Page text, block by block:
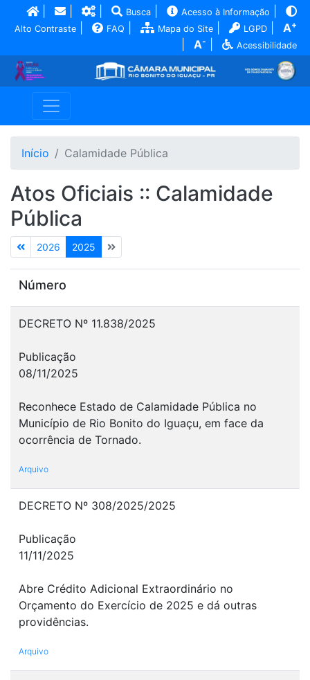
| Busca Acesso à Informação
Alto Contraste FAQ Mapa do Site LGPD A+
A- Acessibilidade
Início Calamidade Pública
Atos Oficiais :: Calamidade
Pública
2026 2025
Número
DECRETO Nº 11.838/2025
Publicação
08/11/2025
Reconhece Estado de Calamidade Pública no
Município de Rio Bonito do Iguaçu, em face da
ocorrência de Tornado.
Arquivo
DECRETO Nº 308/2025/2025
Publicação
11/11/2025
Abre Crédito Adicional Extraordinário no
Orçamento do Exercício de 2025 e dá outras
providências.
Arquivo